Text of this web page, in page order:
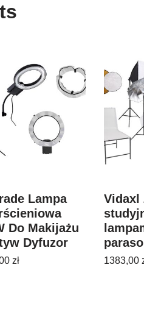
Lampa
Do Makijażu
Dyfuzor
zł
Vidaxl
tłami i
1383,00